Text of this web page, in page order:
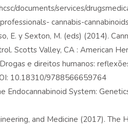
documents/services/
cannabis-
E. y Sexton, M. (eds) (2014).
Scotts Valley, CA : American
e direitos humanos:
10.18310/9788566659764
Endocannabinoid System:
and Medicine (2017). The